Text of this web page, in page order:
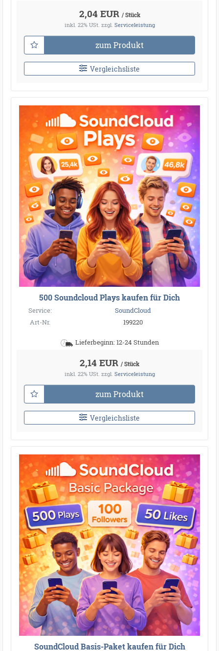
2,04 EUR / Stück
inkl. 22% USt. zzgl. Serviceleistung
zum Produkt
Vergleichsliste
500 Soundcloud Plays kaufen für Dich
Service:
SoundCloud
Art-Nr.
199220
Lieferbeginn: 12-24 Stunden
2,14 EUR / Stück
inkl. 22% USt. zzgl. Serviceleistung
zum Produkt
Vergleichsliste
SoundCloud Basis-Paket kaufen für Dich